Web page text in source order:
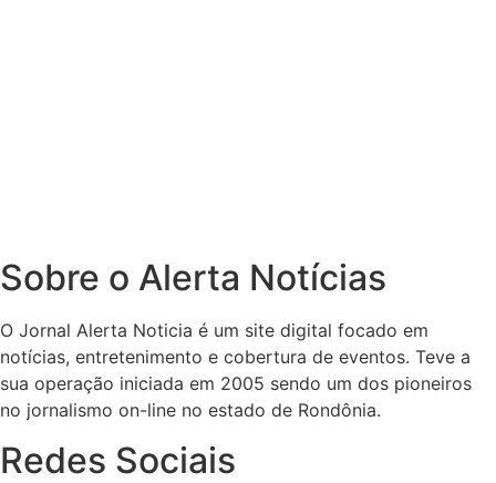
Sobre o Alerta Notícias
O Jornal Alerta Noticia é um site digital focado em
notícias, entretenimento e cobertura de eventos. Teve a
sua operação iniciada em 2005 sendo um dos pioneiros
no jornalismo on-line no estado de Rondônia.
Redes Sociais